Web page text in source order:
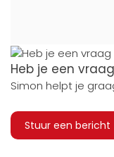
Heb je een
Simon helpt je
Stuur een bericht